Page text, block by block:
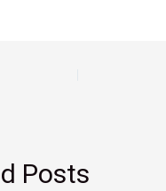
Posts